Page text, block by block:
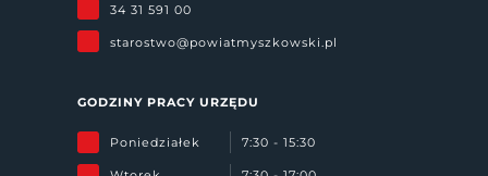
34 31 591 00
starostwo@powiatmyszkowski.pl
GODZINY PRACY URZĘDU
Poniedziałek 7:30 - 15:30